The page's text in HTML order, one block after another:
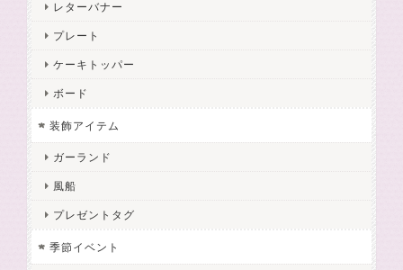
レターバナー
プレート
ケーキトッパー
ボード
装飾アイテム
ガーランド
風船
プレゼントタグ
季節イベント